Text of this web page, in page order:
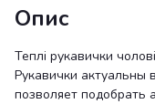
Опис
Теплі рукавички
Рукавички актуальны
позволяет подобрать